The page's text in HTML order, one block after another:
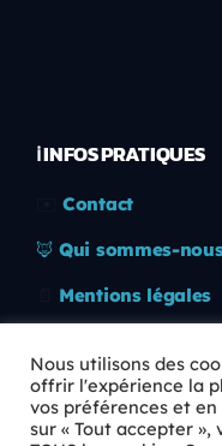
ℹ️ INFOS PRATIQUES
Contact
🦊 Qui sommes-
Mentions légales
🛡️ RGPD
Copyright © 2026
Nous utilisons des
offrir l'expérience la
vos préférences et
sur « Tout accepter